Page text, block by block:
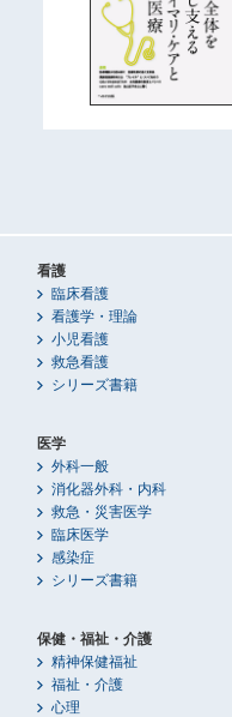
看護
臨床看護
看護学・理論
小児看護
救急看護
シリーズ書籍
医学
外科一般
消化器外科・内科
救急・災害医学
臨床医学
感染症
シリーズ書籍
保健・福祉・介護
精神保健福祉
福祉・介護
心理